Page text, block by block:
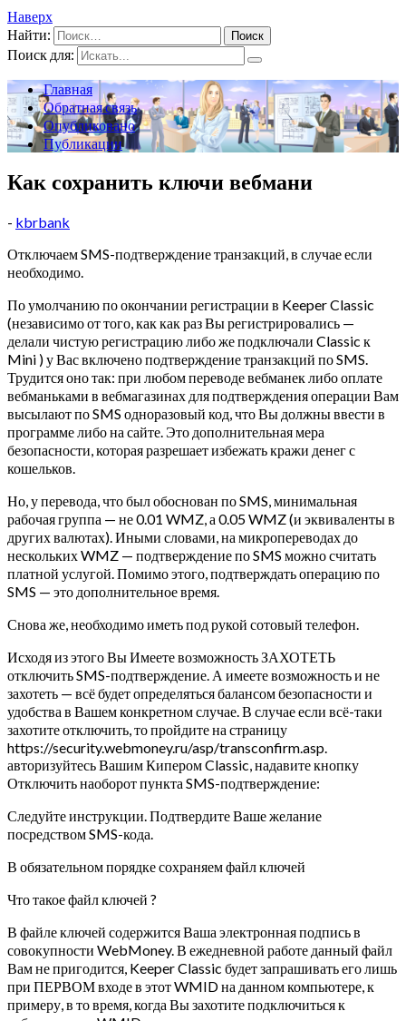
Наверх
Найти:
Поиск для:
Главная
Обратная связь
Опубликовано
Публикации
Как сохранить ключи вебмани
- kbrbank
Отключаем SMS-подтверждение транзакций, в случае если
необходимо.
По умолчанию по окончании регистрации в Keeper Classic
(независимо от того, как как раз Вы регистрировались —
делали чистую регистрацию либо же подключали Classic к
Mini ) у Вас включено подтверждение транзакций по SMS.
Трудится оно так: при любом переводе вебманек либо оплате
вебманьками в вебмагазинах для подтверждения операции Вам
высылают по SMS одноразовый код, что Вы должны ввести в
программе либо на сайте. Это дополнительная мера
безопасности, которая разрешает избежать кражи денег с
кошельков.
Но, у перевода, что был обоснован по SMS, минимальная
рабочая группа — не 0.01 WMZ, а 0.05 WMZ (и эквиваленты в
других валютах). Иными словами, на микропереводах до
нескольких WMZ — подтверждение по SMS можно считать
платной услугой. Помимо этого, подтверждать операцию по
SMS — это дополнительное время.
Снова же, необходимо иметь под рукой сотовый телефон.
Исходя из этого Вы Имеете возможность ЗАХОТЕТЬ
отключить SMS-подтверждение. А имеете возможность и не
захотеть — всё будет определяться балансом безопасности и
удобства в Вашем конкретном случае. В случае если всё-таки
захотите отключить, то пройдите на страницу
https://security.webmoney.ru/asp/transconfirm.asp.
авторизуйтесь Вашим Кипером Classic, надавите кнопку
Отключить наоборот пункта SMS-подтверждение:
Следуйте инструкции.Подтвердите Ваше желание
посредством SMS-кода.
В обязательном порядке сохраняем файл ключей
Что такое файл ключей ?
В файле ключей содержится Ваша электронная подпись в
совокупности WebMoney. В ежедневной работе данный файл
Вам не пригодится, Keeper Classic будет запрашивать его лишь
при ПЕРВОМ входе в этот WMID на данном компьютере, к
примеру, в то время, когда Вы захотите подключиться к